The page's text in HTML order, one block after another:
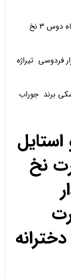
مزون و تک فروشی عمده فروشی و فروشگاه دوس 3 نخ
فردوسی تیراژه
برند جوراب
نخ